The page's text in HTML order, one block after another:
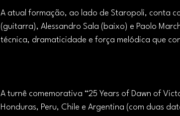
A atual formação, ao lado de Staropoli, conta
(guitarra), Alessandro Sala (baixo) e Paolo
técnica, dramaticidade e força melódica que
A turnê comemorativa “25 Years of Dawn of
Honduras, Peru, Chile e Argentina (com duas